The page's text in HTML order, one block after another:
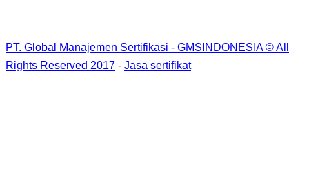
PT. Global Manajemen Sertifikasi - GMSINDONESIA © All
Rights Reserved 2017 - Jasa sertifikat